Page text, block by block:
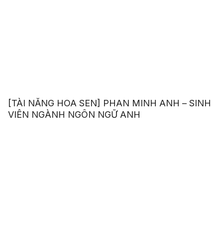
[TÀI NĂNG HOA SEN] PHAN MINH ANH – SINH
VIÊN NGÀNH NGÔN NGỮ ANH